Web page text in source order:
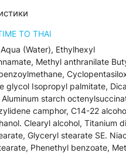
TO THAI
Aqua (Water), Ethylhexyl
Methyl anthranilate
glycol Isopropyl palmitate,
starch
camphor, C14-22
Clearyl alcohol, Titanium
Glyceryl stearate SE.
Phenethyl benzoate,